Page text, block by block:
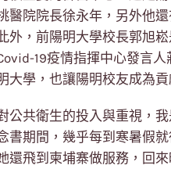
醫院院長徐永年，另外他
外，前陽明大學校長郭旭
19疫情指揮中心發言
大學，也讓陽明校友成為
公共衛生的投入與重視，
書期間，幾乎每到寒暑假
還飛到柬埔寨做服務，回